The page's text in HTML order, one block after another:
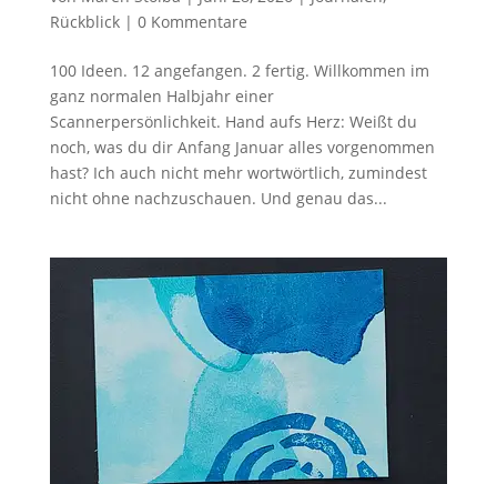
Rückblick| 0 Kommentare
100 Ideen. 12 angefangen. 2 fertig. Willkommen im
ganz normalen Halbjahr einer
Scannerpersönlichkeit. Hand aufs Herz: Weißt du
noch, was du dir Anfang Januar alles vorgenommen
hast? Ich auch nicht mehr wortwörtlich, zumindest
nicht ohne nachzuschauen. Und genau das...